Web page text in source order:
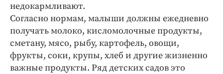
Погода
Праздники
Происшествия
Спорт
Экономика и бизнес
недокармливают.
Согласно нормам, малыши должны ежедневно
получать молоко, кисломолочные продукты,
сметану, мясо, рыбу, картофель, овощи,
фрукты, соки, крупы, хлеб и другие жизненно
важные продукты. Ряд детских садов это